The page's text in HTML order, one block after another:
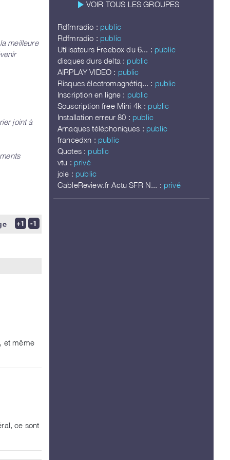
play_arrow VOIR TOUS LES GROUPES
Rdfmradio : public
Rdfmradio : public
Utilisateurs Freebox du 6... : public
disques durs delta : public
AIRPLAY VIDEO : public
Risques électromagnétiq... : public
Inscription en ligne : public
Souscription free Mini 4k : public
Installation erreur 80 : public
Arnaques téléphoniques : public
francedxn : public
Quotes : public
vtu : privé
joie : public
CableReview.fr Actu SFR N... : privé
meilleure
joint à
et même
ce sont